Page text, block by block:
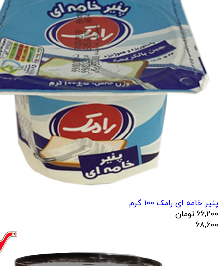
پنیر خامه ای رامک 100 گرم
66,200 تومان
68,600